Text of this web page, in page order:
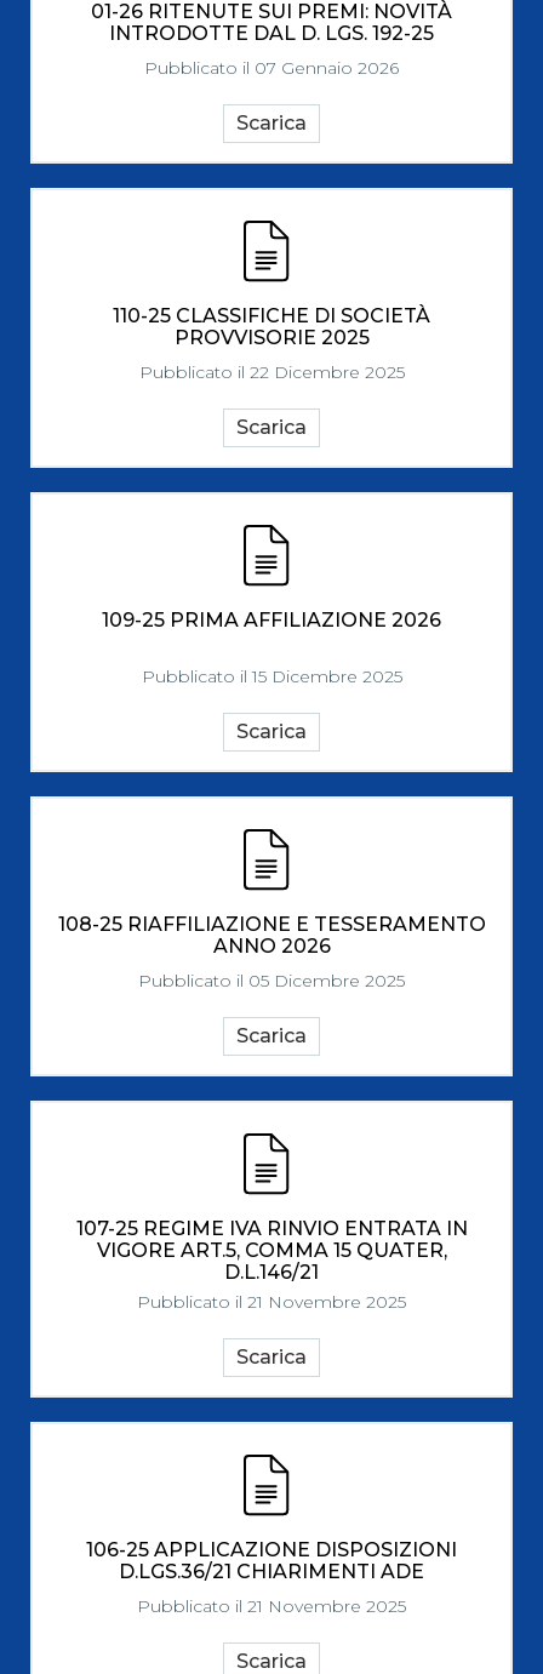
01-26 RITENUTE SUI PREMI: NOVITÀ
INTRODOTTE DAL D. LGS. 192-25
Pubblicato il 07 Gennaio 2026
Scarica
110-25 CLASSIFICHE DI SOCIETÀ
PROVVISORIE 2025
Pubblicato il 22 Dicembre 2025
Scarica
109-25 PRIMA AFFILIAZIONE 2026
Pubblicato il 15 Dicembre 2025
Scarica
108-25 RIAFFILIAZIONE E TESSERAMENTO
ANNO 2026
Pubblicato il 05 Dicembre 2025
Scarica
107-25 REGIME IVA RINVIO ENTRATA IN
VIGORE ART.5, COMMA 15 QUATER,
D.L.146/21
Pubblicato il 21 Novembre 2025
Scarica
106-25 APPLICAZIONE DISPOSIZIONI
D.LGS.36/21 CHIARIMENTI ADE
Pubblicato il 21 Novembre 2025
Scarica